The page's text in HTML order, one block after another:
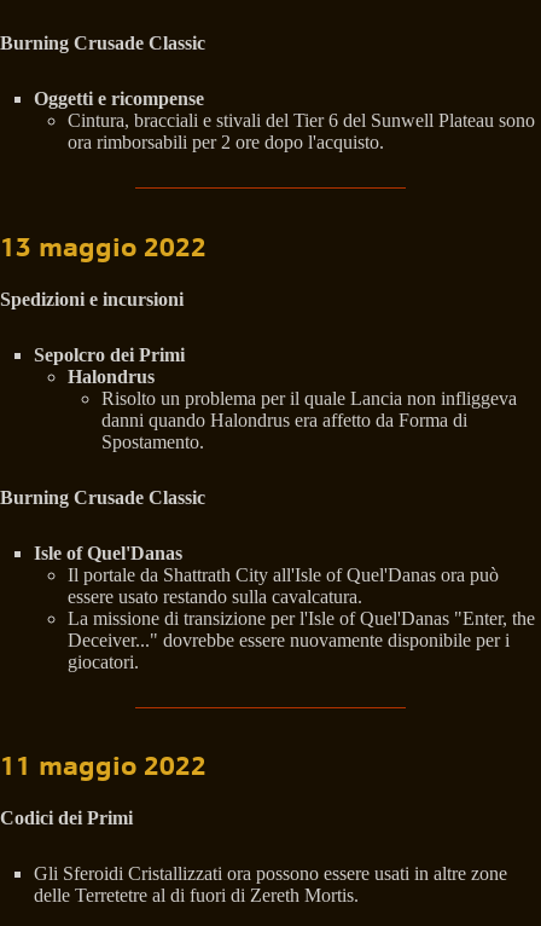
Burning Crusade Classic
Oggetti e ricompense
Cintura, bracciali e stivali del Tier 6 del Sunwell Plateau sono
ora rimborsabili per 2 ore dopo l'acquisto.
13 maggio 2022
Spedizioni e incursioni
Sepolcro dei Primi
Halondrus
Risolto un problema per il quale Lancia non infliggeva
danni quando Halondrus era affetto da Forma di
Spostamento.
Burning Crusade Classic
Isle of Quel'Danas
Il portale da Shattrath City all'Isle of Quel'Danas ora può
essere usato restando sulla cavalcatura.
La missione di transizione per l'Isle of Quel'Danas "Enter, the
Deceiver..." dovrebbe essere nuovamente disponibile per i
giocatori.
11 maggio 2022
Codici dei Primi
Gli Sferoidi Cristallizzati ora possono essere usati in altre zone
delle Terretetre al di fuori di Zereth Mortis.